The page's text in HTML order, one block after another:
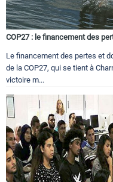
COP27 : le financement des
Le financement des pertes et
de la COP27, qui se tient à
victoire m...